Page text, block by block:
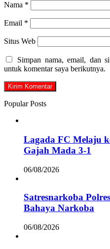
Nama *
Email *
Situs Web
Simpan nama, email, dan
untuk komentar saya berikutnya.
Popular Posts
Lagada FC Melaju
Gajah Mada 3-1
06/08/2026
Satresnarkoba
Bahaya Narkoba
06/08/2026